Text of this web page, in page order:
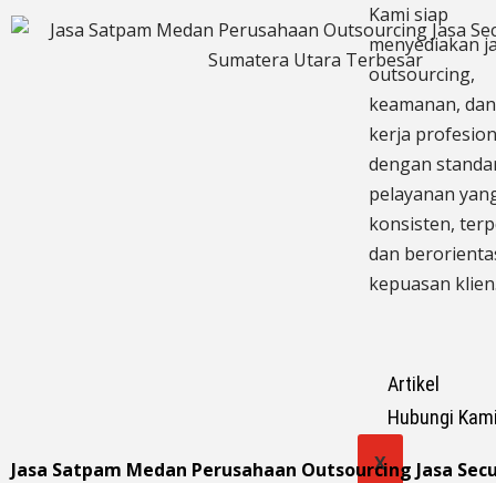
Kami siap
menyediakan
outsourcing,
keamanan,
kerja
dengan
pelayanan
konsisten,
dan
kepuasan klien.
Artikel
Hubungi Kami
X
Jasa Satpam Medan Perusahaan Outsourcing Jasa